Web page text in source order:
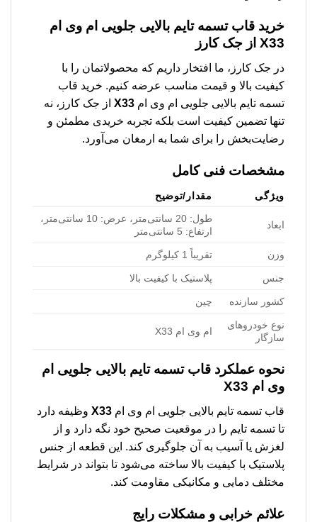
خرید قاب تسمه تایم بالایی جلویی ام وی ام
X33 از جک کارز
در جک کارز، ما افتخار داریم که محصولاتمان را با
کیفیت بالا و قیمت مناسب عرضه کنیم. خرید قاب
تسمه تایم بالایی جلویی ام وی ام X33 از جک کارز، نه
تنها تضمین کیفیت است بلکه تجربه خریدی مطمئن و
رضایت‌بخش را برای شما به ارمغان می‌آورد.
مشخصات فنی کامل
ویژگی مقدار/توضیح
ابعاد
طول: 20 سانتی‌متر، عرض: 10 سانتی‌متر،
ارتفاع: 5 سانتی‌متر
وزن تقریباً 1 کیلوگرم
جنس پلاستیک با کیفیت بالا
کشور سازنده چین
نوع خودروهای
سازگار
ام وی ام X33
نحوه عملکرد قاب تسمه تایم بالایی جلویی ام
وی ام X33
قاب تسمه تایم بالایی جلویی ام وی ام X33 وظیفه دارد
تا تسمه تایم را در موقعیت صحیح خود نگه دارد و از
لغزش یا آسیب به آن جلوگیری کند. این قطعه از جنس
پلاستیک با کیفیت بالا ساخته می‌شود تا بتواند در شرایط
مختلف دمایی و مکانیکی مقاومت کند.
علائم خرابی و مشکلات رایج